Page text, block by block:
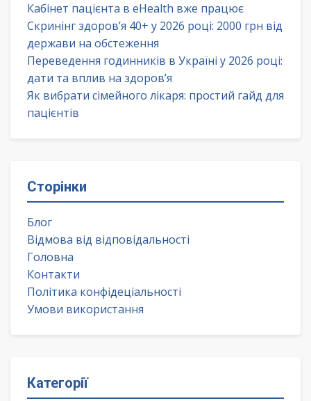
Кабінет пацієнта в eHealth вже працює
Скринінг здоров’я 40+ у 2026 році: 2000 грн від
держави на обстеження
Переведення годинників в Україні у 2026 році:
дати та вплив на здоров’я
Як вибрати сімейного лікаря: простий гайд для
пацієнтів
Сторінки
Блог
Відмова від відповідальності
Головна
Контакти
Політика конфідеціальності
Умови використання
Категорії